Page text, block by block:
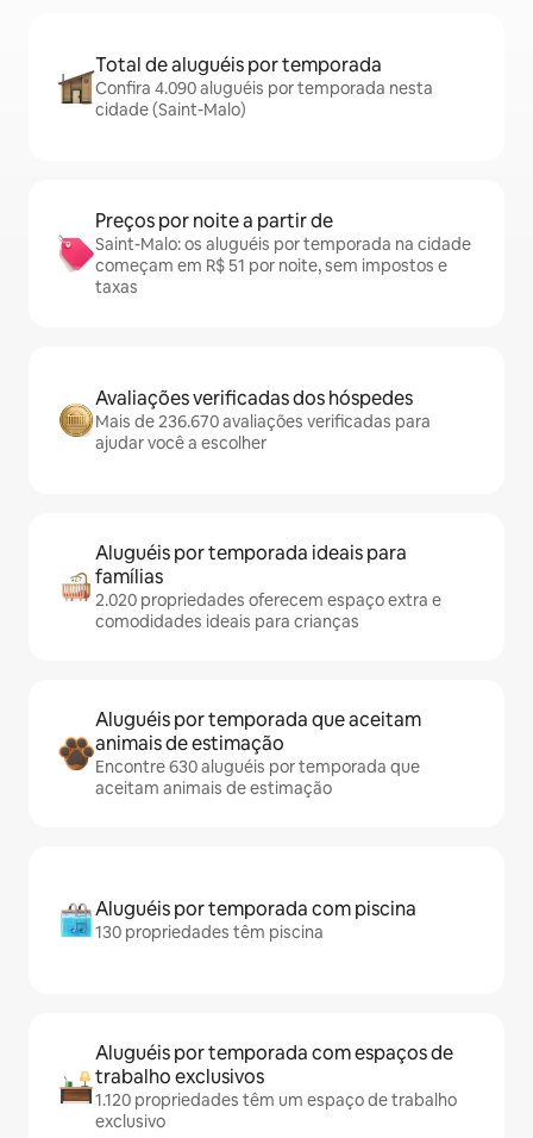
Total de aluguéis por temporada
Confira 4.090 aluguéis por temporada nesta
cidade (Saint-Malo)
Preços por noite a partir de
Saint-Malo: os aluguéis por temporada na cidade
começam em R$ 51 por noite, sem impostos e
taxas
Avaliações verificadas dos hóspedes
Mais de 236.670 avaliações verificadas para
ajudar você a escolher
Aluguéis por temporada ideais para
famílias
2.020 propriedades oferecem espaço extra e
comodidades ideais para crianças
Aluguéis por temporada que aceitam
animais de estimação
Encontre 630 aluguéis por temporada que
aceitam animais de estimação
Aluguéis por temporada com piscina
130 propriedades têm piscina
Aluguéis por temporada com espaços de
trabalho exclusivos
1.120 propriedades têm um espaço de trabalho
exclusivo